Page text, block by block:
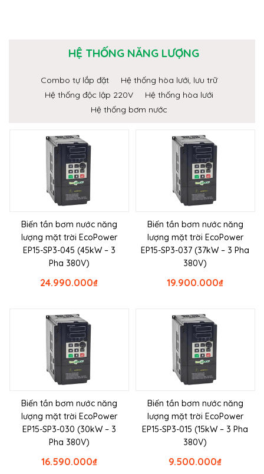
HỆ THỐNG NĂNG LƯỢNG
Combo tự lắp đặt
Hệ thống hòa lưới, lưu trữ
Hệ thống độc lập 220V
Hệ thống hòa lưới
Hệ thống bơm nước
Biến tần bơm nước năng
lượng mặt trời EcoPower
EP15-SP3-045 (45kW – 3
Pha 380V)
₫
24.990.000
Biến tần bơm nước năng
lượng mặt trời EcoPower
EP15-SP3-037 (37kW – 3 Pha
380V)
₫
19.900.000
Biến tần bơm nước năng
lượng mặt trời EcoPower
EP15-SP3-030 (30kW – 3
Pha 380V)
₫
16.590.000
Biến tần bơm nước năng
lượng mặt trời EcoPower
EP15-SP3-015 (15kW – 3 Pha
380V)
₫
9.500.000